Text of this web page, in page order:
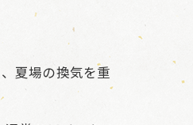
夏場の換気を重